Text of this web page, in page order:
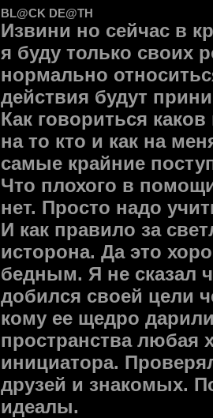
BL@CK DE@TH
Извини но сейчас в
я буду только своих
нормально
действия будут
Как говориться
на то кто и как на
самые крайние
Что плохого в
нет. Просто надо
И как правило за
исторона. Да это
бедным. Я не сказал
добился своей цели
кому ее щедро
пространства любая
инициатора.
друзей и знакомых.
идеалы.